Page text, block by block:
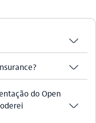
seta_baixo
seta_baixo
do Open
seta_baixo